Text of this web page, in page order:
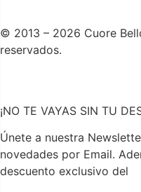
© 2013 – 2026 Cuore
reservados.
¡NO TE VAYAS SIN TU
Únete a nuestra
novedades por Email.
descuento exclusivo del